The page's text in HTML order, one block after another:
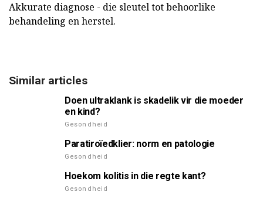
Akkurate diagnose - die sleutel tot behoorlike
behandeling en herstel.
Similar articles
Doen ultraklank is skadelik vir die moeder
en kind?
Gesondheid
Paratiroïedklier: norm en patologie
Gesondheid
Hoekom kolitis in die regte kant?
Gesondheid